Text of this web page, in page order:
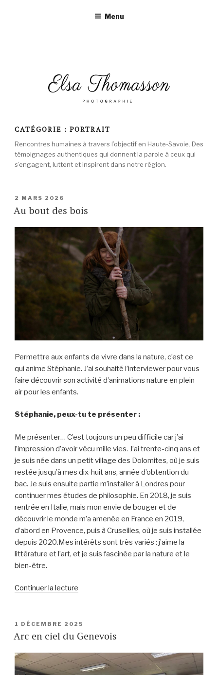
Menu
CATÉGORIE : PORTRAIT
Rencontres humaines à travers l’objectif en Haute-Savoie. Des
témoignages authentiques qui donnent la parole à ceux qui
s’engagent, luttent et inspirent dans notre région.
PUBLIÉ
LE
2 MARS 2026
Au bout des bois
Permettre aux enfants de vivre dans la nature, c’est ce
qui anime Stéphanie. J’ai souhaité l’interviewer pour vous
faire découvrir son activité d’animations nature en plein
air pour les enfants.
Stéphanie, peux-tu te présenter :
Me présenter… C’est toujours un peu difficile car j’ai
l’impression d’avoir vécu mille vies. J’ai trente-cinq ans et
je suis née dans un petit village des Dolomites, où je suis
restée jusqu’à mes dix-huit ans, année d’obtention du
bac. Je suis ensuite partie m’installer à Londres pour
continuer mes études de philosophie. En 2018, je suis
rentrée en Italie, mais mon envie de bouger et de
découvrir le monde m’a amenée en France en 2019,
d’abord en Provence, puis à Cruseilles, où je suis installée
depuis 2020.Mes intérêts sont très variés : j’aime la
littérature et l’art, et je suis fascinée par la nature et le
bien-être.
Continuer la lecture
des
bois »
PUBLIÉ
LE
1 DÉCEMBRE 2025
Arc en ciel du Genevois